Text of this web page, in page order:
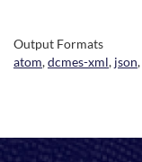
Output Formats
atom,dcmes-xml, json,